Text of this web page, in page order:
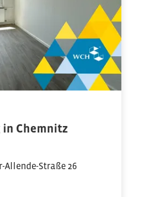
in Chemnitz
Allende-Straße 26